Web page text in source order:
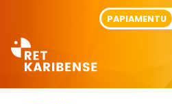
PAPIAMENTU